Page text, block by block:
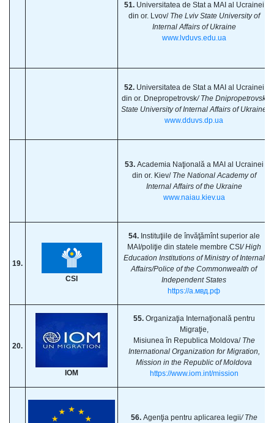
51. Universitatea de Stat a MAI al Ucrainei
din or. Lvov/ The Lviv State University of
Internal Affairs of Ukraine
www.lvduvs.edu.ua
52. Universitatea de Stat a MAI al Ucrainei
din or. Dnepropetrovsk/ The Dnipropetrovsk
State University of Internal Affairs of Ukraine
www.dduvs.dp.ua
53. Academia Naţională a MAI al Ucrainei
din or. Kiev/ The National Academy of
Internal Affairs of the Ukraine
www.naiau.kiev.ua
19.
CSI
54. Instituţiile de învăţămînt superior ale
MAI/poliţie din statele membre CSI/ High
Education Institutions of Ministry of Internal
Affairs/Police of the Commonwealth of
Independent States
https://a.мвд.рф
20.
IOM
55. Organizaţia Internaţională pentru
Migraţie,
Misiunea în Republica Moldova/ The
International Organization for Migration,
Mission in the Republic of Moldova
https://www.iom.int/mission
56. Agenţia pentru aplicarea legii/ The